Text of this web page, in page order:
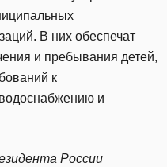
В них обеспечат
и пребывания детей,
к
и
России